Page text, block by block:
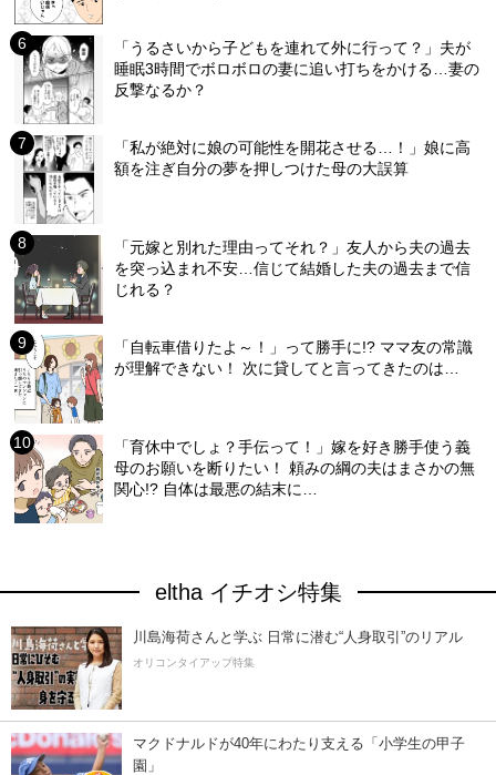
「うるさいから子どもを連れて外に行って？」夫が
睡眠3時間でボロボロの妻に追い打ちをかける…妻の
反撃なるか？
「私が絶対に娘の可能性を開花させる…！」娘に高
額を注ぎ自分の夢を押しつけた母の大誤算
「元嫁と別れた理由ってそれ？」友人から夫の過去
を突っ込まれ不安…信じて結婚した夫の過去まで信
じれる？
「自転車借りたよ～！」って勝手に!? ママ友の常識
が理解できない！ 次に貸してと言ってきたのは…
「育休中でしょ？手伝って！」嫁を好き勝手使う義
母のお願いを断りたい！ 頼みの綱の夫はまさかの無
関心!? 自体は最悪の結末に…
eltha イチオシ特集
川島海荷さんと学ぶ 日常に潜む“人身取引”のリアル
オリコンタイアップ特集
マクドナルドが40年にわたり支える「小学生の甲子
園」